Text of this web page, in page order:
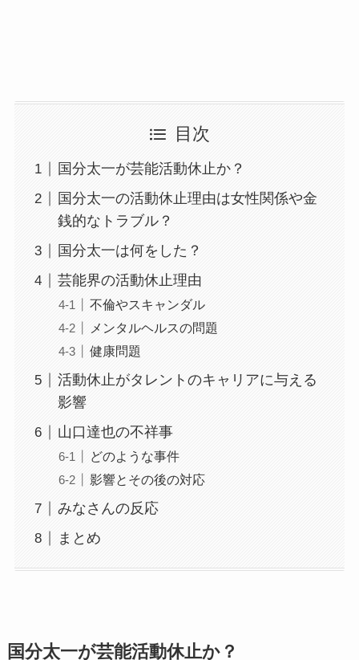
目次
国分太一が芸能活動休止か？
国分太一の活動休止理由は女性関係や金
銭的なトラブル？
国分太一は何をした？
芸能界の活動休止理由
不倫やスキャンダル
メンタルヘルスの問題
健康問題
活動休止がタレントのキャリアに与える
影響
山口達也の不祥事
どのような事件
影響とその後の対応
みなさんの反応
まとめ
国分太一が芸能活動休止か？